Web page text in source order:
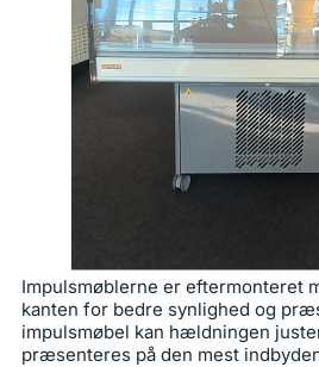
Impulsmøblerne er eftermonteret
kanten for bedre synlighed og
impulsmøbel kan hældningen
præsenteres på den mest